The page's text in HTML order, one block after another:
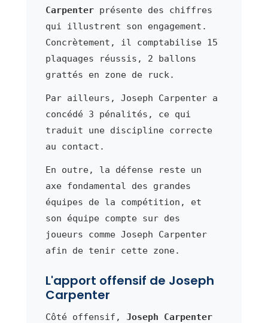
Carpenterprésente des chiffres
qui illustrent son engagement.
Concrètement, il comptabilise 15
plaquages réussis, 2 ballons
grattés en zone de ruck.
Par ailleurs, Joseph Carpenter a
concédé 3 pénalités, ce qui
traduit une discipline correcte
au contact.
En outre, la défense reste un
axe fondamental des grandes
équipes de la compétition, et
son équipe compte sur des
joueurs comme Joseph Carpenter
afin de tenir cette zone.
L'apport offensif de Joseph
Carpenter
Côté offensif, Joseph Carpenter